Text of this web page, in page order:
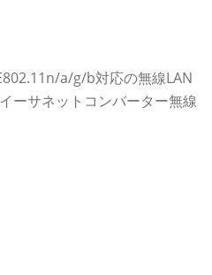
a/g/b対応の無線LAN
ーサネットコンバーター無線